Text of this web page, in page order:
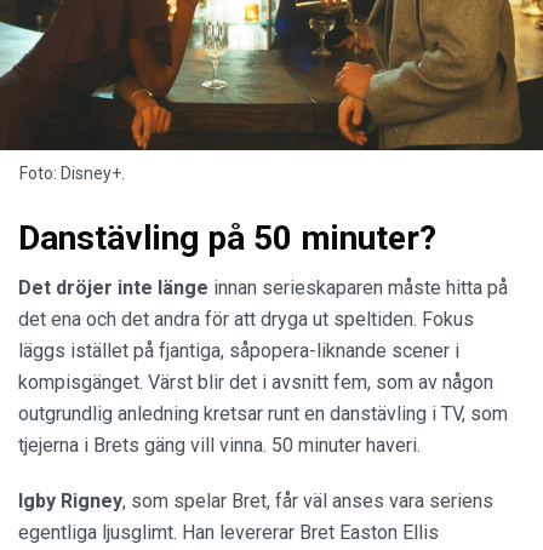
Foto: Disney+.
Danstävling på 50 minuter?
Det dröjer inte länge innan serieskaparen måste hitta på
det ena och det andra för att dryga ut speltiden. Fokus
läggs istället på fjantiga, såpopera-liknande scener i
kompisgänget. Värst blir det i avsnitt fem, som av någon
outgrundlig anledning kretsar runt en danstävling i TV, som
tjejerna i Brets gäng vill vinna. 50 minuter haveri.
Igby Rigney, som spelar Bret, får väl anses vara seriens
egentliga ljusglimt. Han levererar Bret Easton Ellis